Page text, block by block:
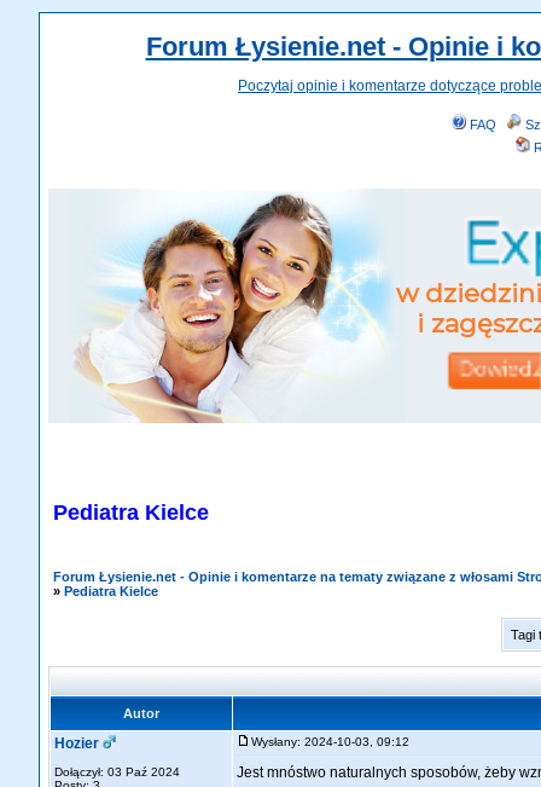
Forum Łysienie.net - Opinie i
Poczytaj opinie i komentarze dotyczące
FAQ
Pediatra Kielce
Forum Łysienie.net - Opinie i komentarze na tematy związane z włosami
» Pediatra Kielce
Tagi
Autor
Hozier
Dołączył: 03 Paź 2024
Wysłany: 2024-10-03, 09:12
Jest mnóstwo naturalnych sposobów, żeby